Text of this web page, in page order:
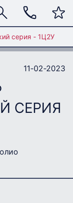
серия - 1Ц2У
11-02-2023
СЕРИЯ